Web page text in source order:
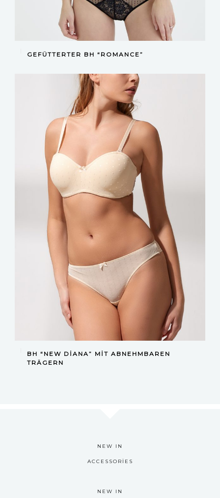
GEFÜTTERTER BH “ROMANCE”
DEVAMINI OKU
BH “NEW DIANA” MIT ABNEHMBAREN
TRÄGERN
NEW IN
ACCESSORIES
NEW IN